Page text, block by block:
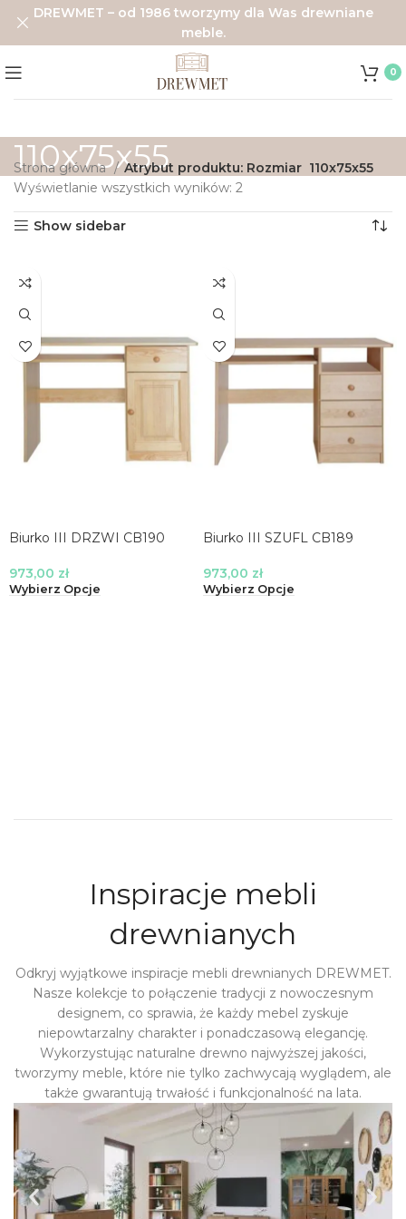
0
110x75x55
Strona główna Atrybut produktu: Rozmiar 110x75x55
Wyświetlanie wszystkich wyników: 2
Show sidebar
Biurko III DRZWI CB190
973,00 zł
Wybierz Opcje
Biurko III SZUFL CB189
973,00 zł
Wybierz Opcje
Inspiracje mebli
drewnianych
Odkryj wyjątkowe inspiracje mebli drewnianych DREWMET.
Nasze kolekcje to połączenie tradycji z nowoczesnym
designem, co sprawia, że każdy mebel zyskuje
niepowtarzalny charakter i ponadczasową elegancję.
Wykorzystując naturalne drewno najwyższej jakości,
tworzymy meble, które nie tylko zachwycają wyglądem, ale
także gwarantują trwałość i funkcjonalność na lata.
DREWMET – od 1986 tworzymy dla Was drewniane
meble.